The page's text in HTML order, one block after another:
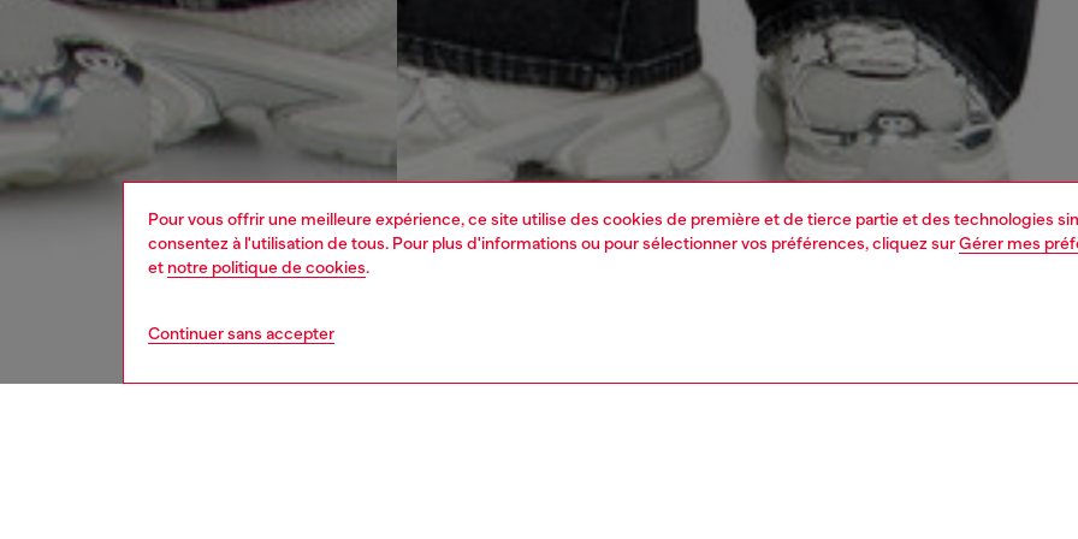
Pour vous offrir une meilleure expérience, ce site utilise des cookies de première et de tierce partie et des technologies
consentez à l'utilisation de tous. Pour plus d'informations ou pour sélectionner vos préférences, cliquez surGérer mes
et notre politique de cookies.
Continuer sans accepter